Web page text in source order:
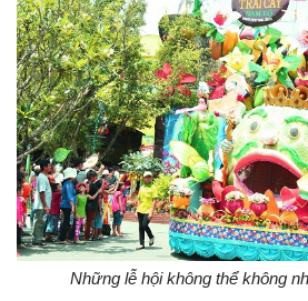
Những lễ hội không thể không